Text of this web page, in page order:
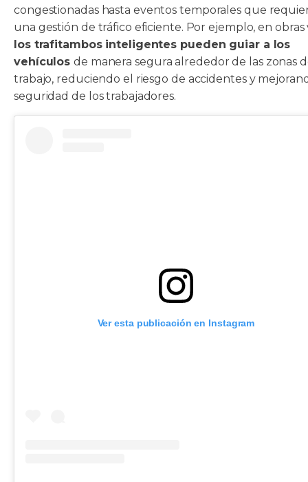
congestionadas hasta eventos temporales que
una gestión de tráfico eficiente. Por ejemplo, en obras
los trafitambos inteligentes pueden guiar a los
vehículosde manera segura alrededor de las zonas
trabajo, reduciendo el riesgo de accidentes y
seguridad de los trabajadores.
Ver esta publicación en Instagram